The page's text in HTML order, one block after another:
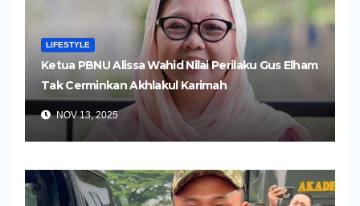
LIFESTYLE
Ketua PBNU Alissa Wahid Nilai Perilaku Gus Elham
Tak Cerminkan Akhlakul Karimah
NOV 13, 2025